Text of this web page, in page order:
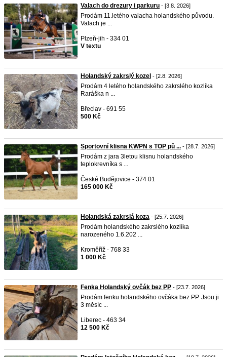
Valach do drezury i parkuru - [3.8. 2026]
Prodám 11.letého valacha holandského původu.
Valach je ...
Plzeň-jih - 334 01
V textu
Holandský zakrslý kozel - [2.8. 2026]
Prodám 4 letého holandského zakrslého kozlíka
Raráška n ...
Břeclav - 691 55
500 Kč
Sportovní klisna KWPN s TOP pů ... - [28.7. 2026]
Prodám z jara 3letou klisnu holandského
teplokrevníka s ...
České Budějovice - 374 01
165 000 Kč
Holandská zakrslá koza - [25.7. 2026]
Prodám holandského zakrslého kozlíka
narozeného 1.6.202 ...
Kroměříž - 768 33
1 000 Kč
Fenka Holandský ovčák bez PP - [23.7. 2026]
Prodám fenku holandského ovčáka bez PP. Jsou ji
3 měsíc ...
Liberec - 463 34
12 500 Kč